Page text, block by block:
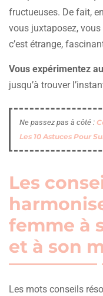
fructueuses. De fait,
vous juxtaposez, vous
c’est étrange,
Vous expérimentez
jusqu’à trouver
Ne passez pas à côté :
Les 10 Astuces Pour
Les
femme à
et à son
Les mots conseils